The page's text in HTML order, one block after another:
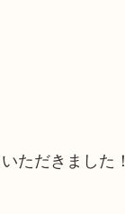
ただきました！